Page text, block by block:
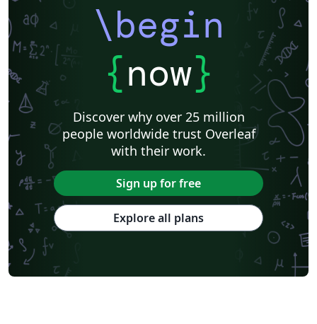
\begin
{now}
Discover why over 25 million
people worldwide trust Overleaf
with their work.
Sign up for free
Explore all plans